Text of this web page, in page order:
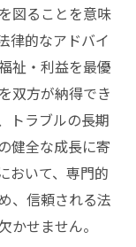
図ることを意味
律的なアドバイ
祉・利益を最優
双方が納得でき
トラブルの長期
健全な成長に寄
おいて、専門的
、信頼される法
かせません。